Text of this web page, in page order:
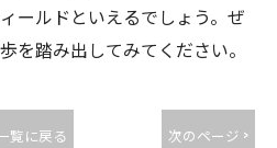
ールドといえるでしょう。ぜ
を踏み出してみてください。
覧に戻る 次のページ >